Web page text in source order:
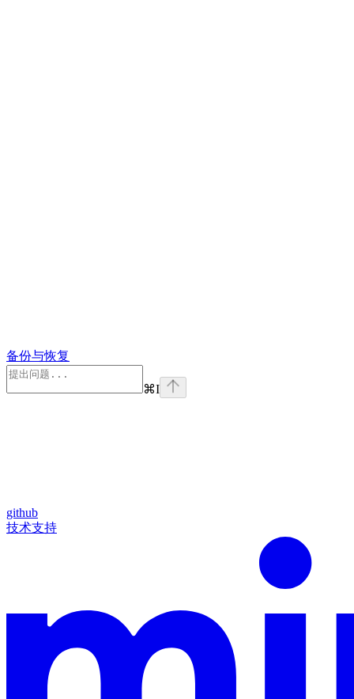
备份与恢复
⌘I
github
技术支持